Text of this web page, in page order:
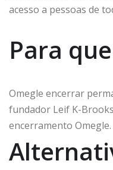
acesso a pessoas de
Para
Omegle encerrar
fundador Leif K-
encerramento Omegle.